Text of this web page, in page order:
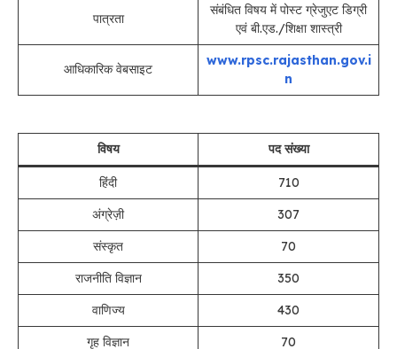
पात्रता
संबंधित विषय में पोस्ट ग्रेजुएट डिग्री
एवं बी.एड./शिक्षा शास्त्री
आधिकारिक वेबसाइट
www.rpsc.rajasthan.gov.i
n
विषय पद संख्या
हिंदी
710
अंग्रेज़ी
307
संस्कृत
70
राजनीति विज्ञान
350
वाणिज्य
430
गृह विज्ञान
70